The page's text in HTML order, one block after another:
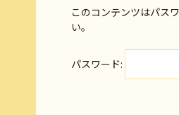
このコンテンツはパス
い。
パスワード: